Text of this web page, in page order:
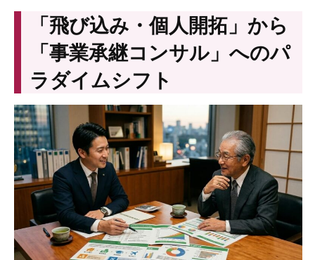
「飛び込み・個人開拓」から
「事業承継コンサル」へのパ
ラダイムシフト